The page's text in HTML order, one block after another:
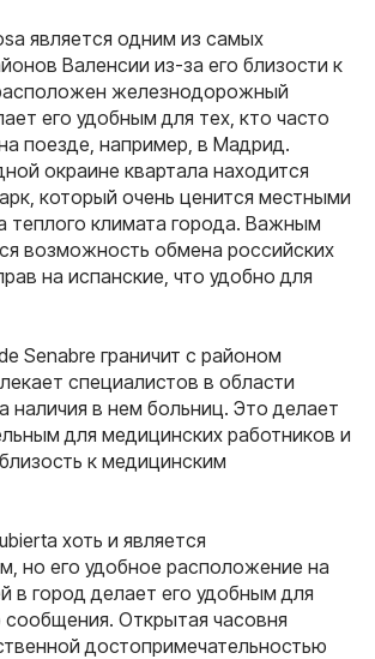
является одним из самых
Валенсии из-за его близости к
железнодорожный
его удобным для тех, кто часто
поезде, например, в Мадрид.
окраине квартала находится
который очень ценится местными
теплого климата города. Важным
возможность обмена российских
на испанские, что удобно для
Senabre граничит с районом
специалистов в области
наличия в нем больниц. Это делает
для медицинских работников и
к медицинским
хоть и является
но его удобное расположение на
в город делает его удобным для
сообщения. Открытая часовня
достопримечательностью